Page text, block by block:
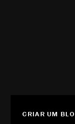
CRIAR UM